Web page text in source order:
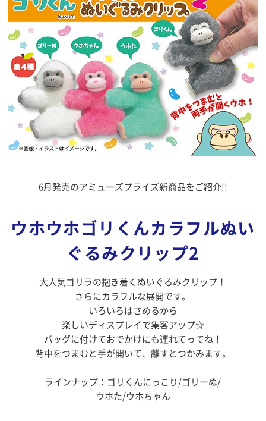
6月発売のアミューズプライズ新商品をご紹介!!
ウホウホゴリくんカラフルぬい
ぐるみクリップ2
大人気ゴリラの抱き着くぬいぐるみクリップ！
さらにカラフルな展開です。
いろいろはさめるから
楽しいディスプレイで集客アップ☆
バッグに付けておでかけにも連れてってね！
背中をつまむと手が開いて、離すとつかみます。
ラインナップ：ゴリくんにっこり/ゴリーぬ/
ウホた/ウホちゃん